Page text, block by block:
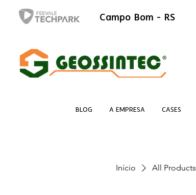
Campo Bom - RS
BLOG A EMPRESA CASES
Início All Products